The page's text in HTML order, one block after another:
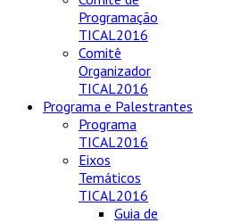
Programação
TICAL2016
Comitê
Organizador
TICAL2016
Programa e Palestrantes
Programa
TICAL2016
Eixos
Temáticos
TICAL2016
Guia de